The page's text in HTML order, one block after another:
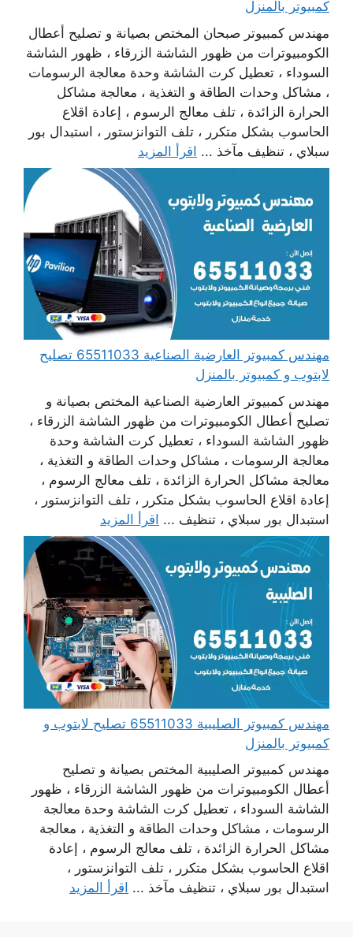
كمبيوتر بالمنزل
مهندس كمبيوتر صبحان المختص بصيانة و تصليح أعطال
الكومبيوترات من ظهور الشاشة الزرقاء ، ظهور الشاشة
السوداء ، تعطيل كرت الشاشة وحدة معالجة الرسومات
، مشاكل وحدات الطاقة و التغذية ، معالجة مشاكل
الحرارة الزائدة ، تلف معالج الرسوم ، إعادة اقلاع
الحاسوب بشكل متكرر ، تلف التوانزستور ، استبدال بور
سبلاي ، تنظيف مآخذ ... اقرأ المزيد
مهندس كمبيوتر العارضية الصناعية 65511033 تصليح
لابتوب و كمبيوتر بالمنزل
مهندس كمبيوتر العارضية الصناعية المختص بصيانة و
تصليح أعطال الكومبيوترات من ظهور الشاشة الزرقاء ،
ظهور الشاشة السوداء ، تعطيل كرت الشاشة وحدة
معالجة الرسومات ، مشاكل وحدات الطاقة و التغذية ،
معالجة مشاكل الحرارة الزائدة ، تلف معالج الرسوم ،
إعادة اقلاع الحاسوب بشكل متكرر ، تلف التوانزستور ،
استبدال بور سبلاي ، تنظيف ... اقرأ المزيد
مهندس كمبيوتر الصليبية 65511033 تصليح لابتوب و
كمبيوتر بالمنزل
مهندس كمبيوتر الصليبية المختص بصيانة و تصليح
أعطال الكومبيوترات من ظهور الشاشة الزرقاء ، ظهور
الشاشة السوداء ، تعطيل كرت الشاشة وحدة معالجة
الرسومات ، مشاكل وحدات الطاقة و التغذية ، معالجة
مشاكل الحرارة الزائدة ، تلف معالج الرسوم ، إعادة
اقلاع الحاسوب بشكل متكرر ، تلف التوانزستور ،
استبدال بور سبلاي ، تنظيف مآخذ ... اقرأ المزيد